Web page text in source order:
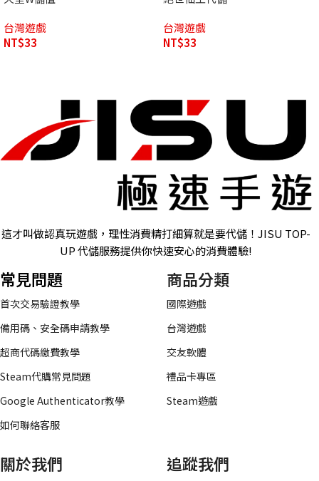
台灣遊戲
NT$33
台灣遊戲
NT$33
這才叫做認真玩遊戲，理性消費精打細算就是要代儲！JISU TOP-
UP 代儲服務提供你快速安心的消費體驗!
常見問題
首次交易驗證教學
備用碼、安全碼申請教學
超商代碼繳費教學
Steam代購常見問題
Google Authenticator教學
如何聯絡客服
商品分類
國際遊戲
台灣遊戲
交友軟體
禮品卡專區
Steam遊戲
關於我們 追蹤我們